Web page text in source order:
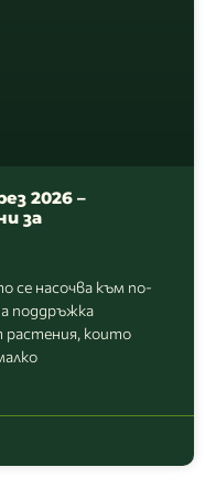
2026 –
за
се насочва към по-
поддръжка
растения, които